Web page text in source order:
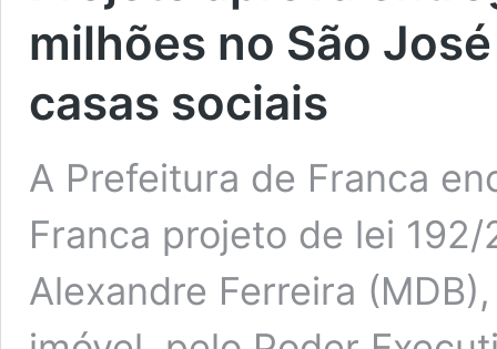
milhões no São
casas sociais
A Prefeitura de Franca
Franca projeto de lei
Alexandre Ferreira